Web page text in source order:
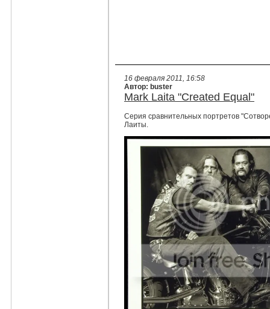
16 февраля 2011, 16:58
Автор: buster
Mark Laita "Created Equal"
Серия сравнительных портретов
Лаиты.